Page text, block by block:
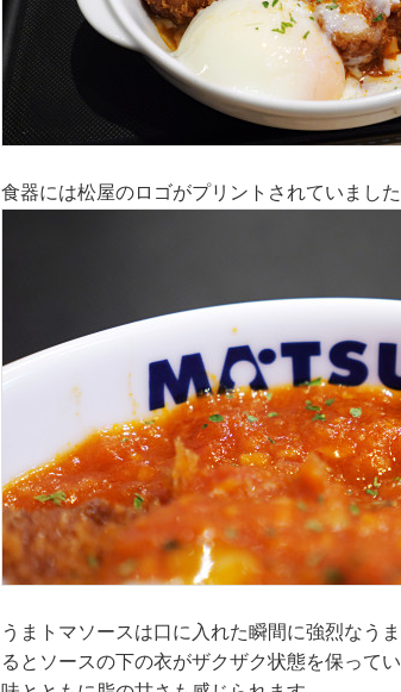
食器には松屋のロゴがプリントされていました
うまトマソースは口に入れた瞬間に強烈なう
るとソースの下の衣がザクザク状態を保って